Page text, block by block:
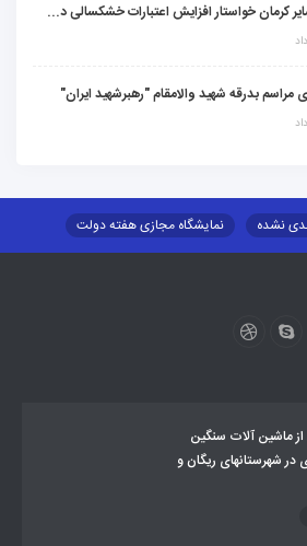
مدیرکل امور عشایر کرمان خواستار افزایش اعتبارات خشکسالی در سال جدید شد
مراسم بدرقه شهید والامقام "رهبرشهید ایران"
نشده
نمایشگاه مجازی هفته دولت
کانون توسعه
طرح و برنامه
اسکان
از ماشین آلات سنگین
در شهرستانهای ریگان و